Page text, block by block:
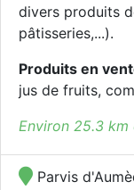
divers produits
pâtisseries,...).
Produits en
jus de fruits,
Environ 25.3 km
Parvis